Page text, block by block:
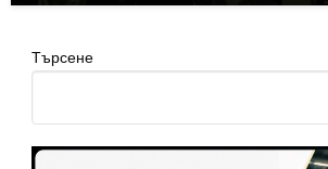
Търсене